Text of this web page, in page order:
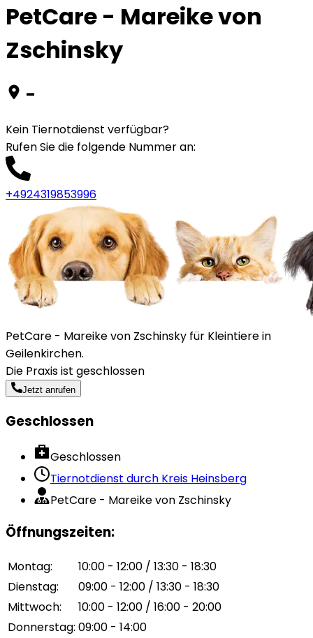
PetCare - Mareike von
Zschinsky
-
Kein Tiernotdienst verfügbar?
Rufen Sie die folgende Nummer an:
+4924319853996
PetCare - Mareike von Zschinsky für Kleintiere in
Geilenkirchen.
Die Praxis ist geschlossen
Jetzt anrufen
Geschlossen
Geschlossen
Tiernotdienst durch Kreis Heinsberg
PetCare - Mareike von Zschinsky
Öffnungszeiten:
Montag:
10:00 - 12:00 / 13:30 - 18:30
Dienstag:
09:00 - 12:00 / 13:30 - 18:30
Mittwoch:
10:00 - 12:00 / 16:00 - 20:00
Donnerstag: 09:00 - 14:00